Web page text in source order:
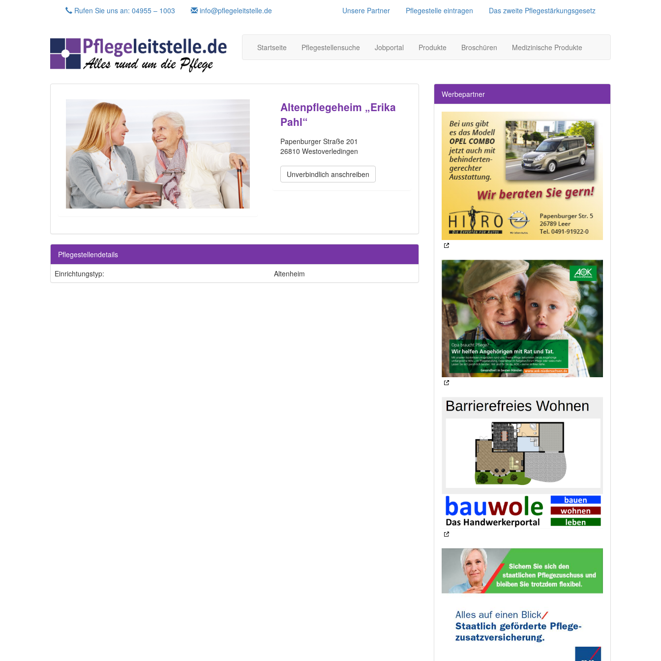
Rufen Sie uns an: 04955 – 1003 info@pflegeleitstelle.de Unsere Partner Pflegestelle eintragen Das zweite Pflegestärkungsgesetz
Startseite Pflegestellensuche Jobportal Produkte Broschüren Medizinische Produkte
Altenpflegeheim „Erika
Pahl“
Papenburger Straße 201
26810 Westoverledingen
Unverbindlich anschreiben
Pflegestellendetails
Einrichtungstyp:
Altenheim
Werbepartner